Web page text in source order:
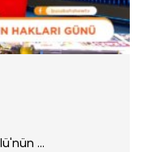
...